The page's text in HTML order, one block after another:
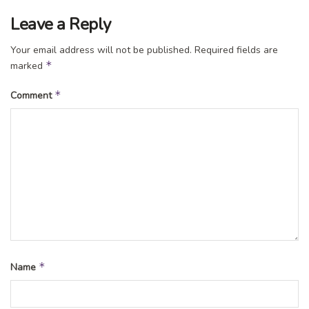
berita ngawi
kampoengngawi
ngawi
Leave a Reply
Your email address will not be published. Required fields are
marked *
Comment *
Name *